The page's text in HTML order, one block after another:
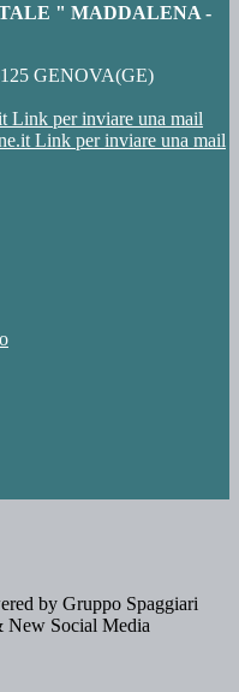
" MADDALENA -
GENOVA(GE)
Link per inviare una mail
Link per inviare una mail
by Gruppo Spaggiari
New Social Media